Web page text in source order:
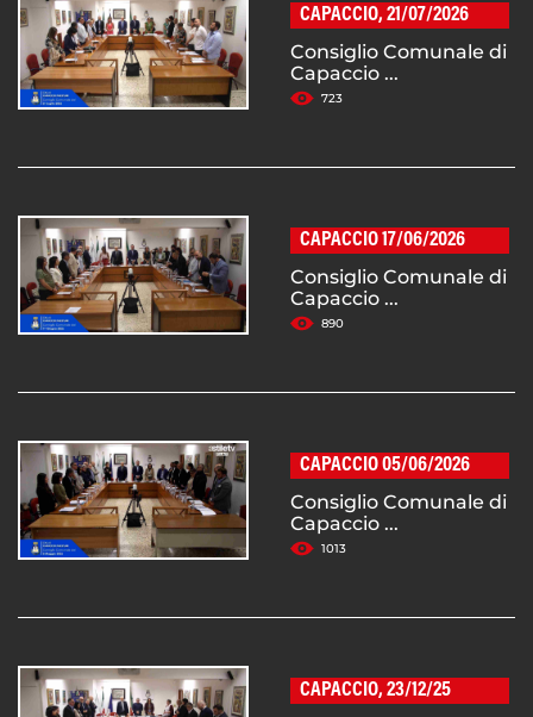
CAPACCIO, 21/07/2026
Consiglio Comunale di
Capaccio ...
723
CAPACCIO 17/06/2026
Consiglio Comunale di
Capaccio ...
890
CAPACCIO 05/06/2026
Consiglio Comunale di
Capaccio ...
1013
CAPACCIO, 23/12/25